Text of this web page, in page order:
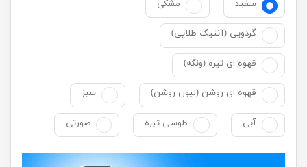
سفید مشکی
گردویی (آنتیک طلایی)
قهوه ای تیره (ونگه)
قهوه ای روشن (لیون روشن) سبز
آبی طوسی تیره صورتی